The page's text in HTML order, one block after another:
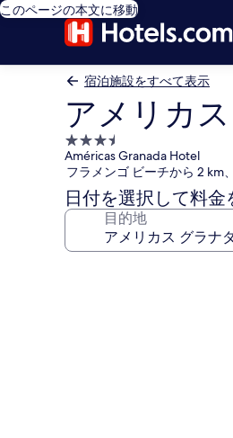
このページの本文に移動
宿泊施設をすべて表示
アメリカ
3.5
つ
星
宿
泊
Américas Granada Hotel
フラメンゴ ビーチから 2 km
日付を選択して料金
目的地